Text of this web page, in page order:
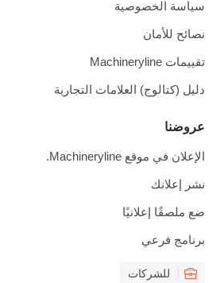
سياسة الخصوصية
نصائح للأمان
تقييمات Machineryline
دليل (كتالوج) العلامات التجارية
عروضنا
الإعلان في موقع Machineryline.
نشر إعلانك
ضع ملصقًا إعلانيًا
برنامج فرعي
للشركات